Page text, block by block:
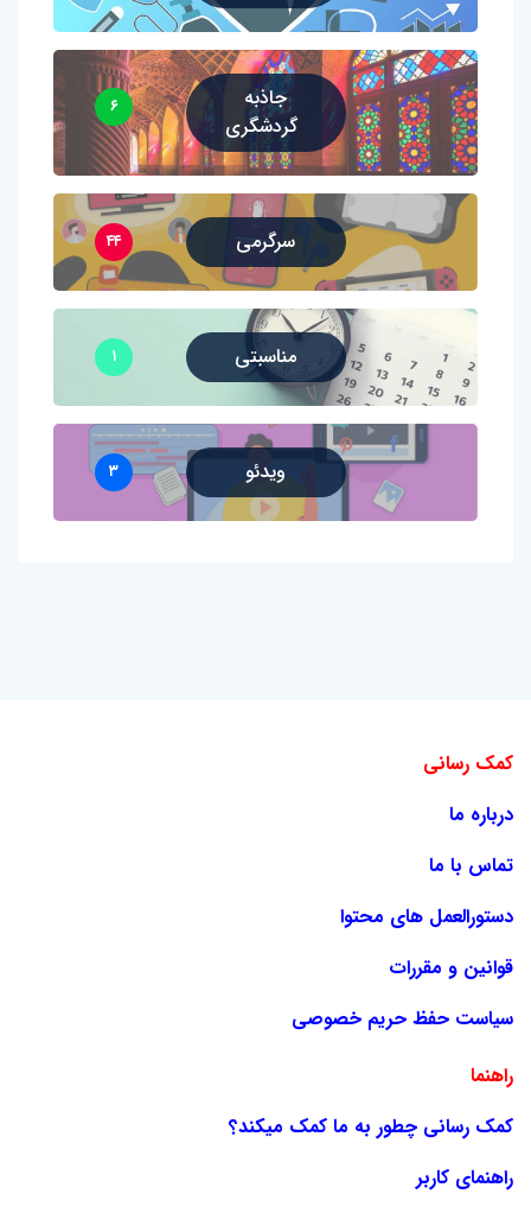
جاذبه
گردشگری
۶
سرگرمی ۴۴
مناسبتی ۱
ویدئو ۳
کمک رسانی
درباره ما
تماس با ما
دستورالعمل های محتوا
قوانین و مقررات
سیاست حفظ حریم خصوصی
راهنما
کمک رسانی چطور به ما کمک میکند؟
راهنمای کاربر